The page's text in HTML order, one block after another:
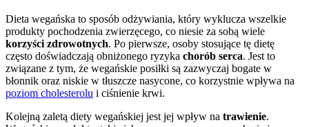
Dieta wegańska to sposób odżywiania, który wyklucza wszelkie
produkty pochodzenia zwierzęcego, co niesie za sobą wiele
korzyści zdrowotnych. Po pierwsze, osoby stosujące tę dietę
często doświadczają obniżonego ryzyka chorób serca. Jest to
związane z tym, że wegańskie posiłki są zazwyczaj bogate w
błonnik oraz niskie w tłuszcze nasycone, co korzystnie wpływa na
poziom cholesterolu i ciśnienie krwi.
Kolejną zaletą diety wegańskiej jest jej wpływ na trawienie.